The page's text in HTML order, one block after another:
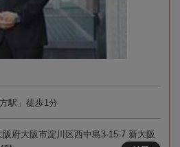
駅」徒歩1分
阪府大阪市淀川区西中島3-15-7 新大阪